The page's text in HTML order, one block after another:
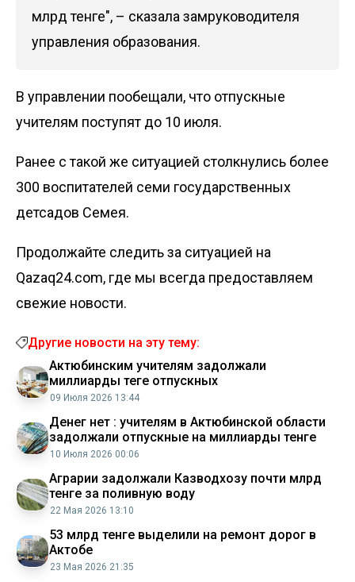
млрд тенге", – сказала замруководителя
управления образования.
В управлении пообещали, что отпускные
учителям поступят до 10 июля.
Ранее с такой же ситуацией столкнулись более
300 воспитателей семи государственных
детсадов Семея.
Продолжайте следить за ситуацией на
Qazaq24.com, где мы всегда предоставляем
свежие новости.
Другие новости на эту тему:
Актюбинским учителям задолжали
миллиарды теңге отпускных
09 Июля 2026 13:44
Денег нет : учителям в Актюбинской области
задолжали отпускные на миллиарды тенге
10 Июля 2026 00:06
Аграрии задолжали Казводхозу почти млрд
тенге за поливную воду
22 Мая 2026 13:10
53 млрд тенге выделили на ремонт дорог в
Актобе
23 Мая 2026 21:35